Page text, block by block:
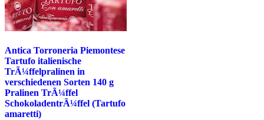
Antica Torroneria Piemontese
Tartufo italienische
TrÃ¼ffelpralinen in
verschiedenen Sorten 140 g
Pralinen TrÃ¼ffel
SchokoladentrÃ¼ffel (Tartufo
amaretti)